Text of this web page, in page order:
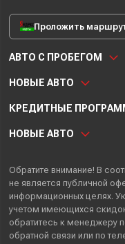
Проложить
АВТО С ПРОБЕГОМ
НОВЫЕ АВТО
КРЕДИТНЫЕ
НОВЫЕ АВТО
Обратите внимание! В
не является публичной
информационных целях.
учетом имеющихся
обратитесь к
обратной связи или по